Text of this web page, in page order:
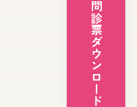
問診票ダウンロード